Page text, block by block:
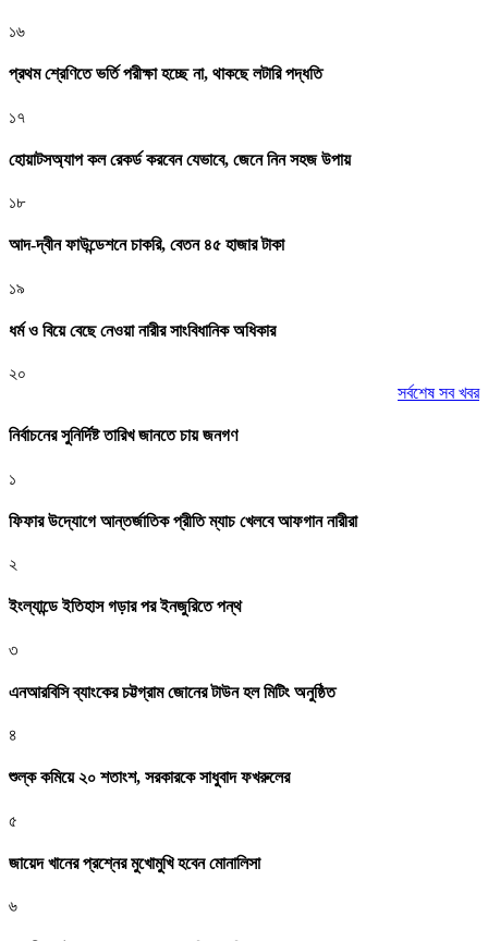
১৬
প্রথম শ্রেণিতে ভর্তি পরীক্ষা হচ্ছে না, থাকছে লটারি পদ্ধতি
১৭
হোয়াটসঅ্যাপ কল রেকর্ড করবেন যেভাবে, জেনে নিন সহজ উপায়
১৮
আদ-দ্বীন ফাউন্ডেশনে চাকরি, বেতন ৪৫ হাজার টাকা
১৯
ধর্ম ও বিয়ে বেছে নেওয়া নারীর সাংবিধানিক অধিকার
২০
সর্বশেষ সব খবর
নির্বাচনের সুনির্দিষ্ট তারিখ জানতে চায় জনগণ
১
ফিফার উদ্যোগে আন্তর্জাতিক প্রীতি ম্যাচ খেলবে আফগান নারীরা
২
ইংল্যান্ডে ইতিহাস গড়ার পর ইনজুরিতে পন্থ
৩
এনআরবিসি ব্যাংকের চট্টগ্রাম জোনের টাউন হল মিটিং অনুষ্ঠিত
৪
শুল্ক কমিয়ে ২০ শতাংশ, সরকারকে সাধুবাদ ফখরুলের
৫
জায়েদ খানের প্রশ্নের মুখোমুখি হবেন মোনালিসা
৬